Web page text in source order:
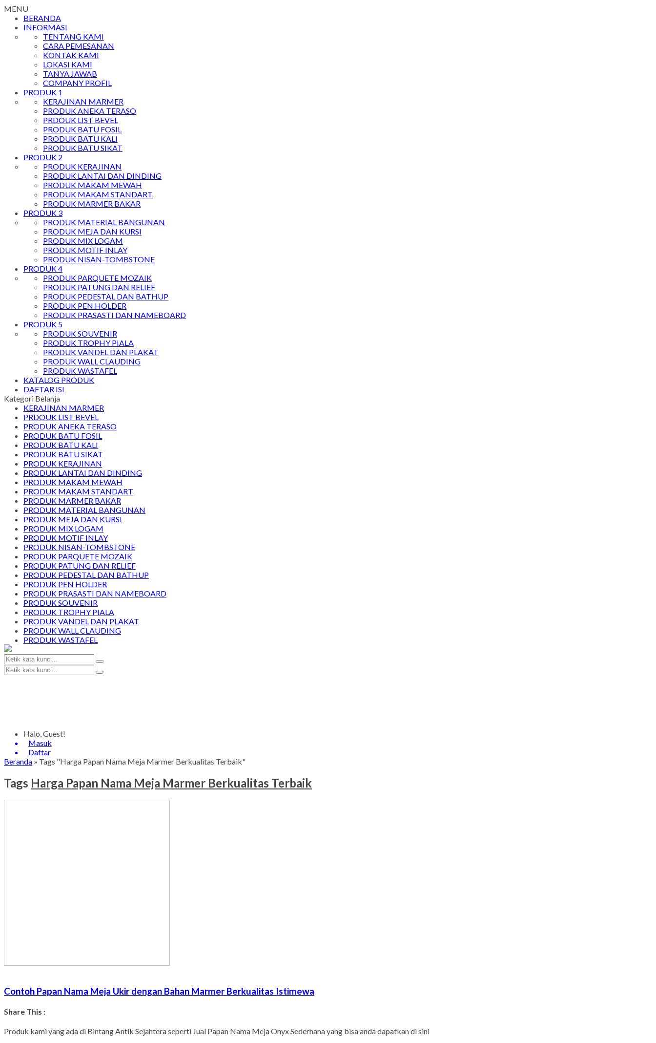
MENU
BERANDA
INFORMASI
TENTANG KAMI
CARA PEMESANAN
KONTAK KAMI
LOKASI KAMI
TANYA JAWAB
COMPANY PROFIL
PRODUK 1
KERAJINAN MARMER
PRODUK ANEKA TERASO
PRDOUK LIST BEVEL
PRODUK BATU FOSIL
PRODUK BATU KALI
PRODUK BATU SIKAT
PRODUK 2
PRODUK KERAJINAN
PRODUK LANTAI DAN DINDING
PRODUK MAKAM MEWAH
PRODUK MAKAM STANDART
PRODUK MARMER BAKAR
PRODUK 3
PRODUK MATERIAL BANGUNAN
PRODUK MEJA DAN KURSI
PRODUK MIX LOGAM
PRODUK MOTIF INLAY
PRODUK NISAN-TOMBSTONE
PRODUK 4
PRODUK PARQUETE MOZAIK
PRODUK PATUNG DAN RELIEF
PRODUK PEDESTAL DAN BATHUP
PRODUK PEN HOLDER
PRODUK PRASASTI DAN NAMEBOARD
PRODUK 5
PRODUK SOUVENIR
PRODUK TROPHY PIALA
PRODUK VANDEL DAN PLAKAT
PRODUK WALL CLAUDING
PRODUK WASTAFEL
KATALOG PRODUK
DAFTAR ISI
Kategori Belanja
KERAJINAN MARMER
PRDOUK LIST BEVEL
PRODUK ANEKA TERASO
PRODUK BATU FOSIL
PRODUK BATU KALI
PRODUK BATU SIKAT
PRODUK KERAJINAN
PRODUK LANTAI DAN DINDING
PRODUK MAKAM MEWAH
PRODUK MAKAM STANDART
PRODUK MARMER BAKAR
PRODUK MATERIAL BANGUNAN
PRODUK MEJA DAN KURSI
PRODUK MIX LOGAM
PRODUK MOTIF INLAY
PRODUK NISAN-TOMBSTONE
PRODUK PARQUETE MOZAIK
PRODUK PATUNG DAN RELIEF
PRODUK PEDESTAL DAN BATHUP
PRODUK PEN HOLDER
PRODUK PRASASTI DAN NAMEBOARD
PRODUK SOUVENIR
PRODUK TROPHY PIALA
PRODUK VANDEL DAN PLAKAT
PRODUK WALL CLAUDING
PRODUK WASTAFEL
Halo, Guest!
Masuk
Daftar
Beranda » Tags "Harga Papan Nama Meja Marmer Berkualitas Terbaik"
Tags Harga Papan Nama Meja Marmer Berkualitas Terbaik
Contoh Papan Nama Meja Ukir dengan Bahan Marmer Berkualitas Istimewa
Share This :
Produk kami yang ada di Bintang Antik Sejahtera seperti Jual Papan Nama Meja Onyx Sederhana yang bisa anda dapatkan di sini